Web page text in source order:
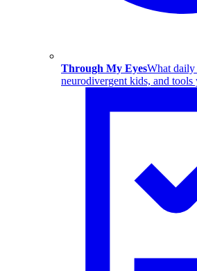
Through My EyesWhat
neurodivergent kids, and tools